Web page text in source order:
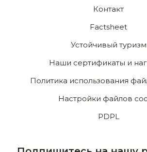
Контакт
Factsheet
Устойчивый туризм
Наши сертификаты и
Политика использования
Настройки файлов
PDPL